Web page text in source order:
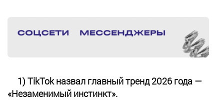
1) TikTok назвал главный тренд 2026 года —
«Незаменимый инстинкт».